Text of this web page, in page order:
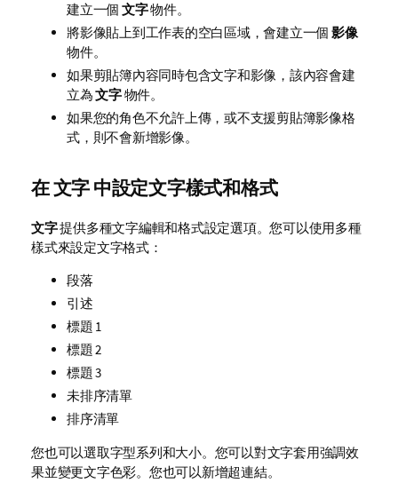
建立一個 文字物件。
將影像貼上到工作表的空白區域，會建立一個 影像
物件。
如果剪貼簿內容同時包含文字和影像，該內容會建
立為文字物件。
如果您的角色不允許上傳，或不支援剪貼簿影像格
式，則不會新增影像。
在文字中設定文字樣式和格式
文字提供多種文字編輯和格式設定選項。您可以使用多種
樣式來設定文字格式：
段落
引述
標題 1
標題 2
標題 3
未排序清單
排序清單
您也可以選取字型系列和大小。您可以對文字套用強調效
果並變更文字色彩。您也可以新增超連結。